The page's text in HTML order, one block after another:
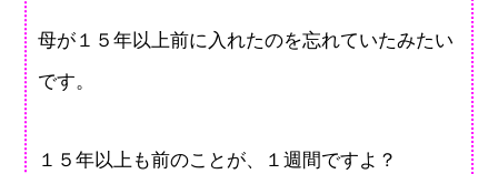
母が１５年以上前に入れたのを忘れていたみたい
です。
１５年以上も前のことが、１週間ですよ？